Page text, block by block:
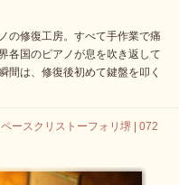
の修復工房。すべて手作業で痛
各国のピアノが息を吹き返して
間は、修復後初めて鍵盤を叩く
ースクリストーフォリ堺 | 072